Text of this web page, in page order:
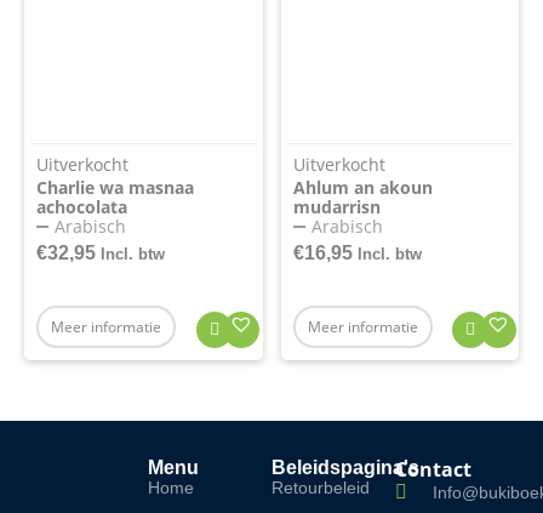
Uitverkocht
Charlie wa masnaa
achocolata
Arabisch
€32,95 Incl. btw
Meer informatie
Uitverkocht
Ahlum an akoun
mudarrisn
Arabisch
€16,95 Incl. btw
Meer informatie
Menu
Home
Beleidspagina's
Retourbeleid
Contact